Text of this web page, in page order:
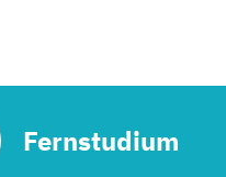
Fernstudium